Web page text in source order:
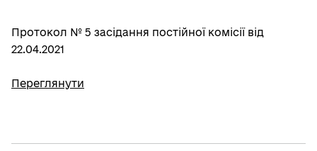
Протокол № 5 засідання постійної комісії від
22.04.2021
Переглянути